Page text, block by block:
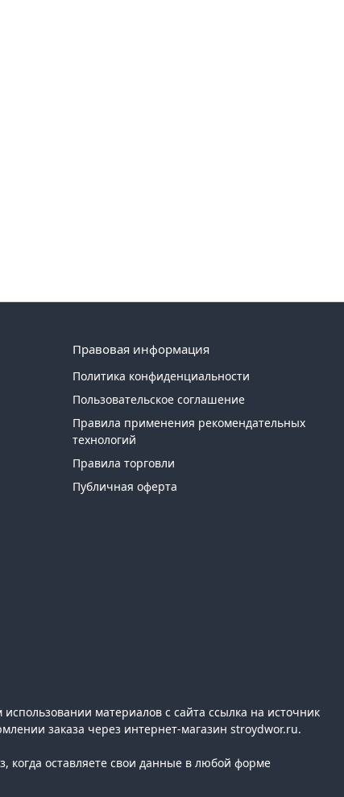
Правовая информация
Политика конфиденциальности
Пользовательское соглашение
Правила применения рекомендательных
технологий
Правила торговли
Публичная оферта
материалов с сайта ссылка на источник
заказа через интернет-магазин stroydwor.ru.
когда оставляете свои данные в любой форме